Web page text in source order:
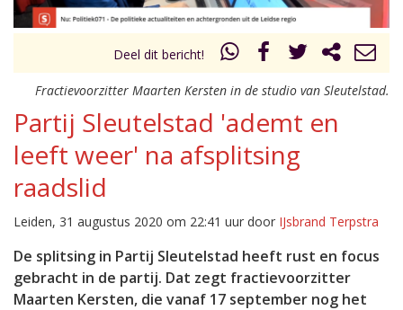
Deel dit bericht!
Fractievoorzitter Maarten Kersten in de studio van Sleutelstad.
Partij Sleutelstad 'ademt en
leeft weer' na afsplitsing
raadslid
Leiden, 31 augustus 2020 om 22:41 uur door IJsbrand Terpstra
De splitsing in Partij Sleutelstad heeft rust en focus
gebracht in de partij. Dat zegt fractievoorzitter
Maarten Kersten, die vanaf 17 september nog het